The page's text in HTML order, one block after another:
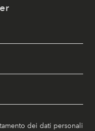
dei dati personali